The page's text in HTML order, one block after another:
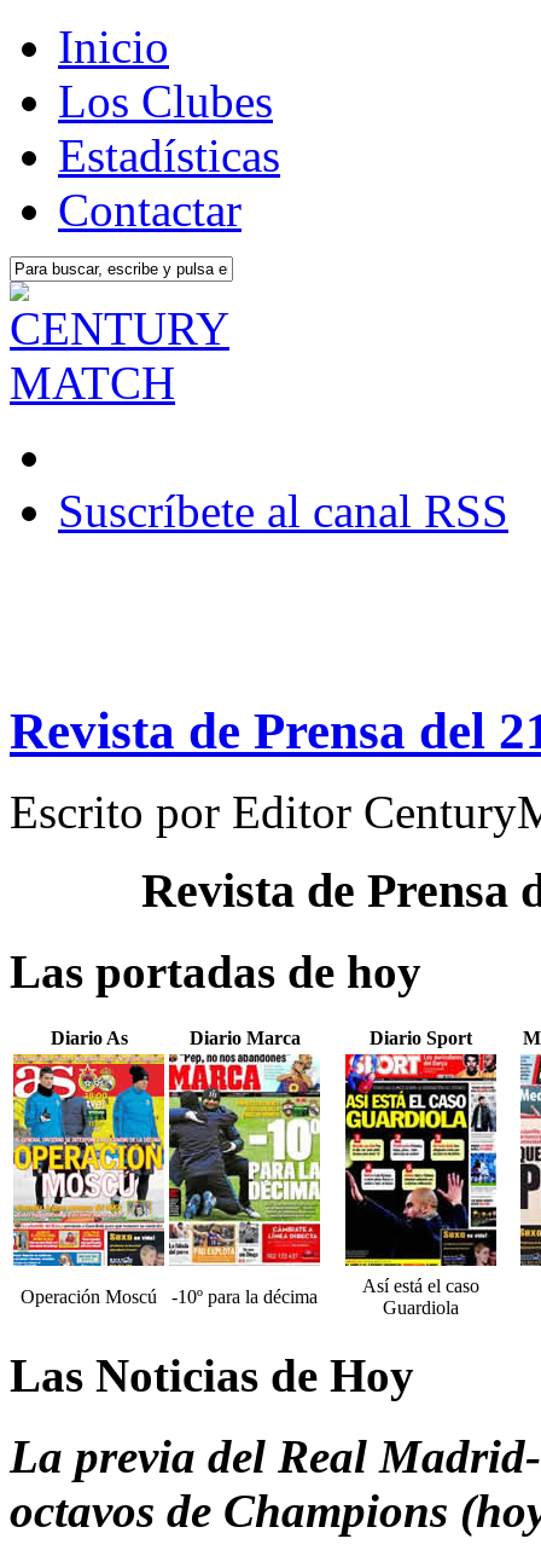
Inicio
Los Clubes
Estadísticas
Contactar
Suscríbete al canal RSS
Revista de Prensa del
Escrito por Editor
Revista de Prensa
Las portadas de hoy
Diario As Diario Marca Diario Sport
Operación Moscú -10º para la décima
Así está el caso
Guardiola
Las Noticias de Hoy
La previa del Real
octavos de Champions